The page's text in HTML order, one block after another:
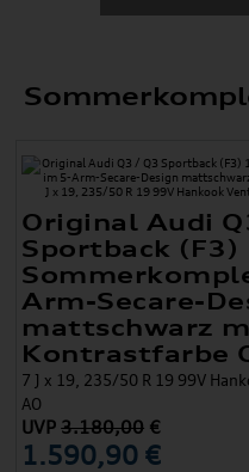
Original Audi
Sportback (F3)
Arm-Secare-
mattschwarz
Kontrastfarbe
7 J x 19, 235/50 R 19 99V
AO
UVP3.180,00 €
1.590,90 €